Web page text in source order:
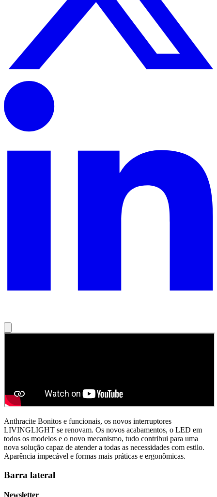
Anthracite Bonitos e funcionais, os novos interruptores
LIVINGLIGHT se renovam. Os novos acabamentos, o LED em
todos os modelos e o novo mecanismo, tudo contribui para uma
nova solução capaz de atender a todas as necessidades com estilo.
Aparência impecável e formas mais práticas e ergonômicas.
Barra lateral
Newsletter